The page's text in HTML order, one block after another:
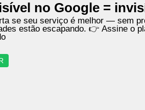
no Google =
se seu serviço é melhor — sem
estão escapando. 👉 Assine o